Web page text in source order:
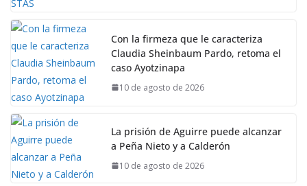
Con la firmeza que le caracteriza
Claudia Sheinbaum Pardo, retoma el
caso Ayotzinapa
10 de agosto de 2026
La prisión de Aguirre puede alcanzar
a Peña Nieto y a Calderón
10 de agosto de 2026